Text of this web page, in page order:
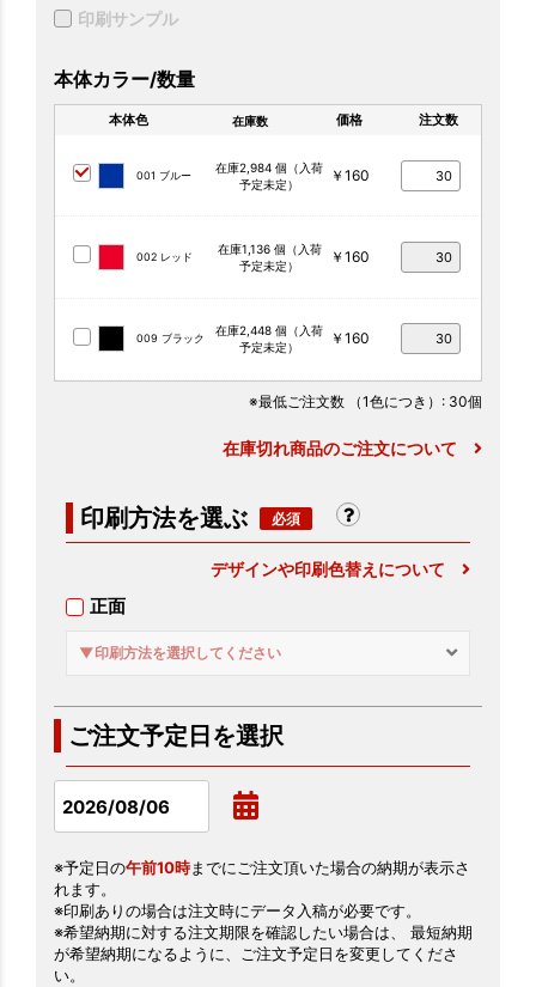
印刷サンプル
本体カラー/数量
本体色 在庫数 価格 注文数
001 ブルー
在庫2,984 個（入荷
予定未定）
￥160
002 レッド
在庫1,136 個（入荷
予定未定）
￥160
009 ブラック
在庫2,448 個（入荷
予定未定）
￥160
※最低ご注文数 （1色につき） : 30個
在庫切れ商品のご注文について
印刷方法を選ぶ
デザインや印刷色替えについて
正面
▼印刷方法を選択してください
ご注文予定日を選択
※予定日の午前10時までにご注文頂いた場合の納期が表示さ
れます。
※印刷ありの場合は注文時にデータ入稿が必要です。
※希望納期に対する注文期限を確認したい場合は、 最短納期
が希望納期になるように、ご注文予定日を変更してくださ
い。